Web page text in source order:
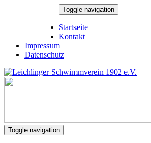
Toggle navigation
Startseite
Kontakt
Impressum
Datenschutz
Toggle navigation